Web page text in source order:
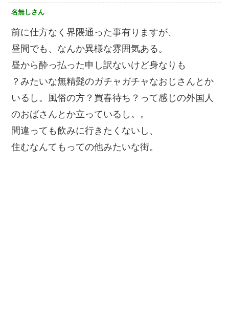
名無しさん
前に仕方なく界隈通った事有りますが、
昼間でも、なんか異様な雰囲気ある。
昼から酔っ払った申し訳ないけど身なりも
？みたいな無精髭のガチャガチャなおじさんとか
いるし。風俗の方？買春待ち？って感じの外国人
のおばさんとか立っているし。。
間違っても飲みに行きたくないし、
住むなんてもっての他みたいな街。